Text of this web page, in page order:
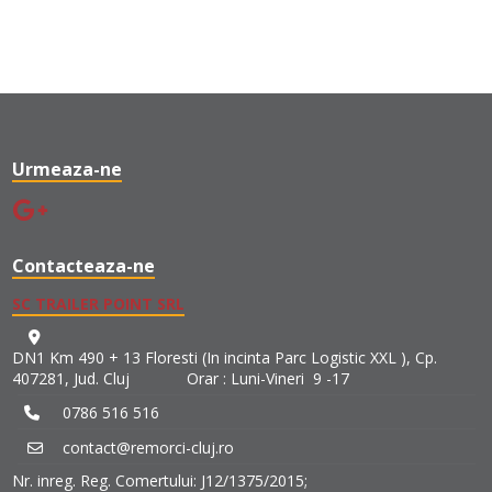
Urmeaza-ne
Contacteaza-ne
SC TRAILER POINT SRL
DN1 Km 490 + 13 Floresti (In incinta Parc Logistic XXL ), Cp.
407281, Jud. Cluj Orar : Luni-Vineri 9 -17
0786 516 516
contact@remorci-cluj.ro
Nr. inreg. Reg. Comertului: J12/1375/2015;